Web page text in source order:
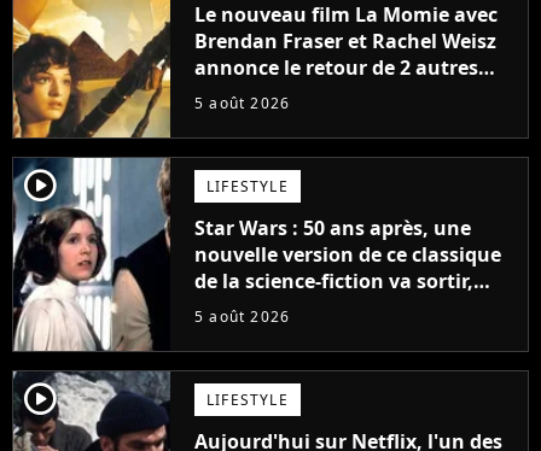
Le nouveau film La Momie avec
Brendan Fraser et Rachel Weisz
annonce le retour de 2 autres
personnages emblématiques de
5 août 2026
player2 LIFESTYLE
Star Wars : 50 ans après, une
nouvelle version de ce classique
de la science-fiction va sortir,
mais on ne la verra jamais en
5 août 2026
player2 LIFESTYLE
Aujourd'hui sur Netflix, l'un des